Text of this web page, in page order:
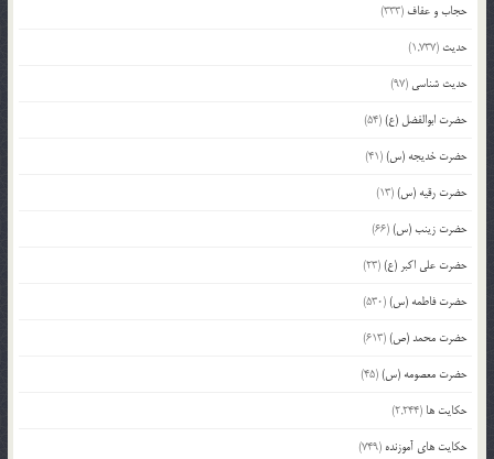
حجاب و عفاف (333)
حدیث (1,737)
حدیث شناسی (97)
حضرت ابوالفضل (ع)(54)
حضرت خدیجه (س)(41)
حضرت رقیه (س)(13)
حضرت زینب (س)(66)
حضرت علی اکبر (ع)(23)
حضرت فاطمه (س)(530)
حضرت محمد (ص)(613)
حضرت معصومه (س)(45)
حکایت ها (2,244)
حکایت های آموزنده (749)